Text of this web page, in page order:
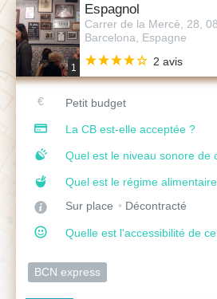
1
Espagnol
Carrer de la Mercè, 28,
Barcelona, Espagne
2 avis
Petit budget
La CB est-elle acceptée ?
Quel est le niveau sonore de
Quel est le régime
Sur place
Décontracté
Quelle est l'accessibilité de
BCN express